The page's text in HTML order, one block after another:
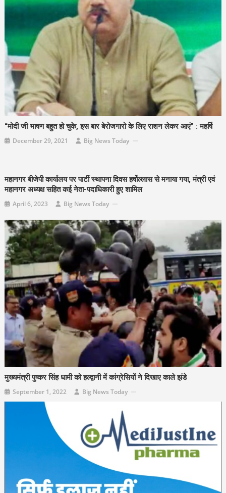
“मोदी जी भाषण बहुत हो चुके, इस बार बेरोजगारो के लिए राशन लेकर आएं” : महर्षि
December 29, 2021 Big News Today
महानगर बीजेपी कार्यालय पर पार्टी स्थापना दिवस हर्षोल्लास से मनाया गया, मंत्री एवं
महानगर अध्यक्ष सहित कई नेता-पदाधिकारी हुए शामिल
April 6, 2023 Big News Today
मुख्यमंत्री पुष्कर सिंह धामी को हल्द्वानी में कांग्रेसियों ने दिखाए काले झंडे
September 1, 2022 Big News Today